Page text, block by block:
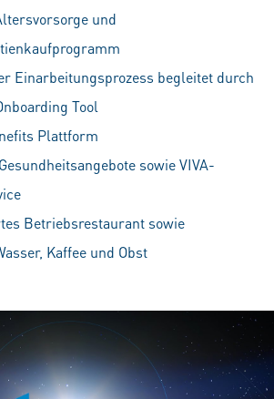
und
Einarbeitungsprozess begleitet durch
Tool
Plattform
sowie VIVA-
Betriebsrestaurant sowie
Kaffee und Obst